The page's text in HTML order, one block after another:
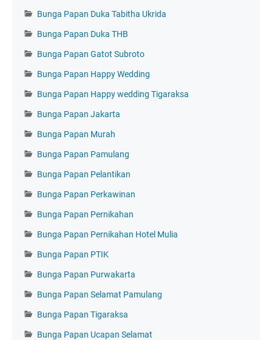
Bunga Papan Duka Tabitha Ukrida
Bunga Papan Duka THB
Bunga Papan Gatot Subroto
Bunga Papan Happy Wedding
Bunga Papan Happy wedding Tigaraksa
Bunga Papan Jakarta
Bunga Papan Murah
Bunga Papan Pamulang
Bunga Papan Pelantikan
Bunga Papan Perkawinan
Bunga Papan Pernikahan
Bunga Papan Pernikahan Hotel Mulia
Bunga Papan PTIK
Bunga Papan Purwakarta
Bunga Papan Selamat Pamulang
Bunga Papan Tigaraksa
Bunga Papan Ucapan Selamat